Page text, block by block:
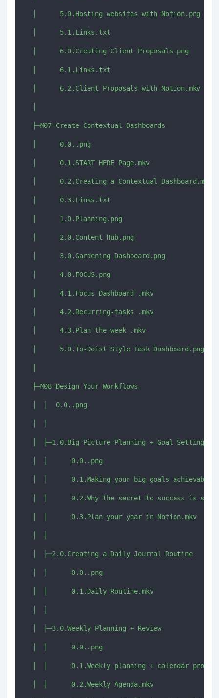
  │      5.0.Hosting websites with Notion.png
  │      5.1.Links.txt
  │      6.0.Creating Client Proposals.png
  │      6.1.Links.txt
  │      6.2.Client Proposals with Notion.mkv
  ├─M07-Create Contextual Dashboards
  │      0.0..png
  │      0.1.START HERE Page.mkv
  │      0.2.Creating a Contextual Dashboard.mkv
  │      0.3.Links.txt
  │      1.0.Planning.png
  │      2.0.Content Hub.png
  │      3.0.Gardening Dashboard.png
  │      4.0.FOCUS.png
  │      4.1.Focus Dashboard .mkv
  │      4.2.Recurring-tasks .mkv
  │      4.3.Plan the week .mkv
  │      5.0.To-Doist Style Task Dashboard.png
  ├─M08-Design Your Workflows
  │  │  0.0..png
  │  ├─1.0.Big Picture Planning + Goal Setting
  │  │      0.0..png
│  │      0.1.Making your big goals
│  │      0.2.Why the secret to success is
  │  │      0.3.Plan your year in Notion.mkv
  │  ├─2.0.Creating a Daily Journal Routine
  │  │      0.0..png
  │  │      0.1.Daily Routine.mkv
  │  ├─3.0.Weekly Planning + Review
  │  │      0.0..png
│  │      0.1.Weekly planning + calendar
  │  │      0.2.Weekly Agenda.mkv